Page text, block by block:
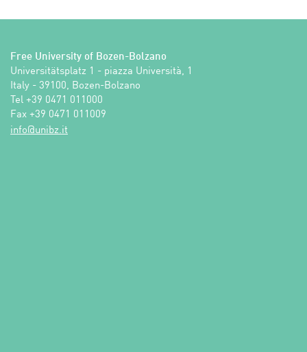
Free University of Bozen-Bolzano
Universitätsplatz 1 - piazza Università, 1
Italy - 39100, Bozen-Bolzano
Tel +39 0471 011000
Fax +39 0471 011009
ti.zbinu@ofni